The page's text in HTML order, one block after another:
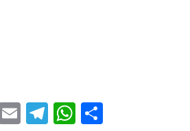
E T W C